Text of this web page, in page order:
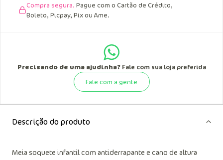
Compra segura. Pague com o Cartão de Crédito,
Boleto, Picpay, Pix ou Ame.
Precisando de uma ajudinha?Fale com sua loja preferida
Fale com a gente
Descrição do produto
Meia soquete infantil com antiderrapante e cano de altura